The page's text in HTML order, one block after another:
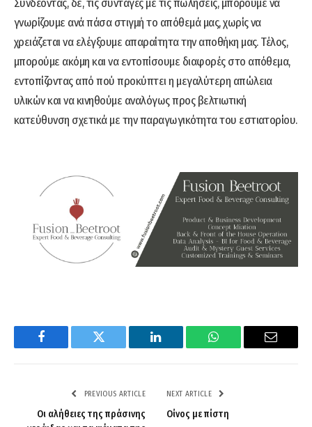
γνωρίζουμε ανά πάσα στιγμή το απόθεμά μας, χωρίς να
χρειάζεται να ελέγξουμε απαραίτητα την αποθήκη μας. Τέλος,
μπορούμε ακόμη και να εντοπίσουμε διαφορές στο απόθεμα,
εντοπίζοντας από πού προκύπτει η μεγαλύτερη απώλεια
υλικών και να κινηθούμε αναλόγως προς βελτιωτική
κατεύθυνση σχετικά με την παραγωγικότητα του εστιατορίου.
Facebook Twitter LinkedIn WhatsApp Email
PREVIOUS ARTICLE
Οι αλήθειες της πράσινης
NEXT ARTICLE
Οίνος με πίστη